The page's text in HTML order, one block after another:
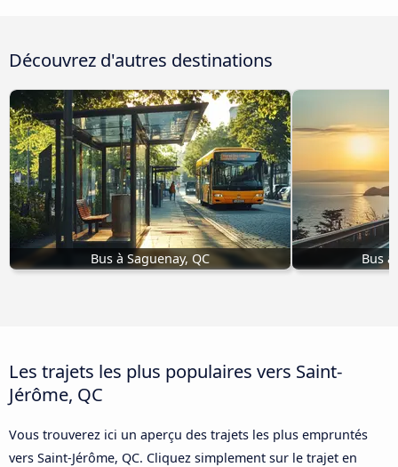
Découvrez d'autres destinations
Bus à Saguenay, QC Bus
Les trajets les plus populaires vers Saint-
Jérôme, QC
Vous trouverez ici un aperçu des trajets les plus empruntés
vers Saint-Jérôme, QC. Cliquez simplement sur le trajet en